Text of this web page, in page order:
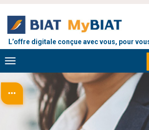
contenu
principal
L’offre digitale conçue avec vous, pour
Toggle